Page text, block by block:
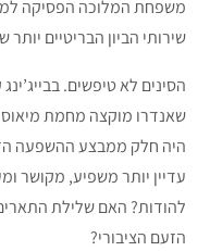
שירותי הביון הבריטיים יותר
הסינים לא טיפשים.
שאנדרו מוקצה מחמת מיאוס
היה חלק ממבצע ההשפעה
עדיין יותר משפיע, מקושר
להודות? האם שלילת
הזעם הציבורי?